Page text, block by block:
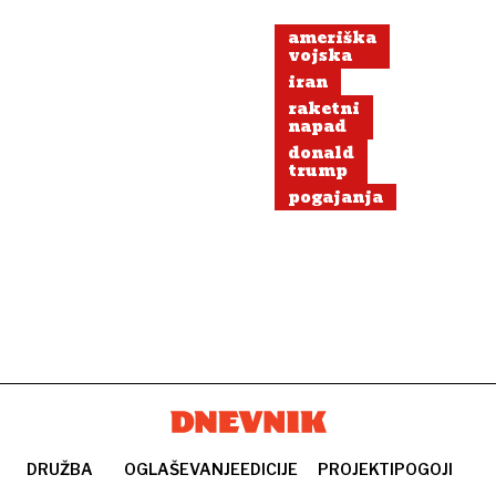
ameriška
vojska
iran
raketni
napad
donald
trump
pogajanja
DRUŽBA
OGLAŠEVANJEEDICIJE
PROJEKTIPOGOJI